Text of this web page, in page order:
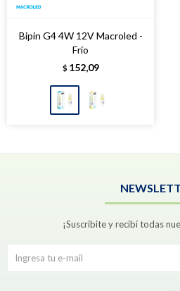
Bipin G4 4W 12V Macroled -
Frío
$ 152,09
¡Suscribite y recibí todas